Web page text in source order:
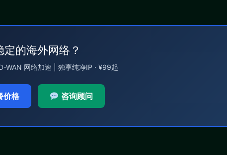
定的海外网络？
WAN 网络加速 | 独享纯净IP · ¥99起
价格 咨询顾问